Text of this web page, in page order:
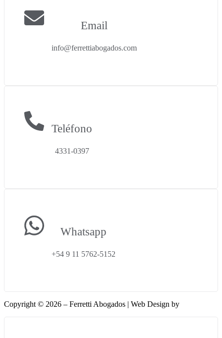
Email
info@ferrettiabogados.com
Teléfono
4331-0397
Whatsapp
+54 9 11 5762-5152
Copyright © 2026 – Ferretti Abogados | Web Design by